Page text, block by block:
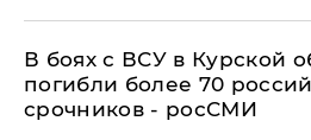
В боях с ВСУ в Курской
погибли более 70
срочников - росСМИ